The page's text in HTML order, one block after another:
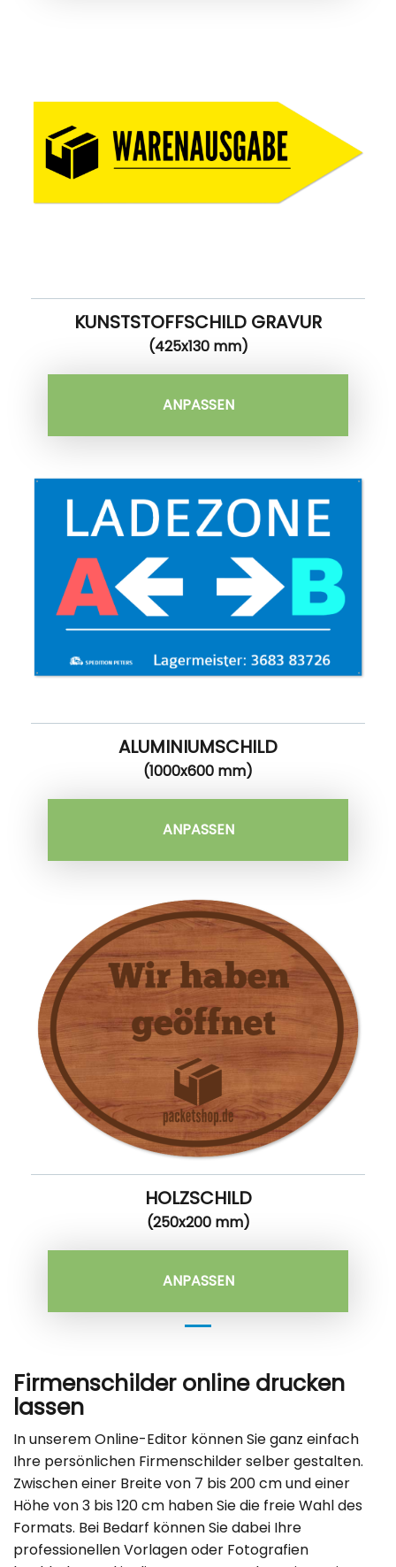
KUNSTSTOFFSCHILD GRAVUR
(425x130 mm)
ANPASSEN
ALUMINIUMSCHILD
(1000x600 mm)
ANPASSEN
HOLZSCHILD
(250x200 mm)
ANPASSEN
Firmenschilder online drucken
lassen
In unserem Online-Editor können Sie ganz einfach
Ihre persönlichen Firmenschilder selber gestalten.
Zwischen einer Breite von 7 bis 200 cm und einer
Höhe von 3 bis 120 cm haben Sie die freie Wahl des
Formats. Bei Bedarf können Sie dabei Ihre
professionellen Vorlagen oder Fotografien